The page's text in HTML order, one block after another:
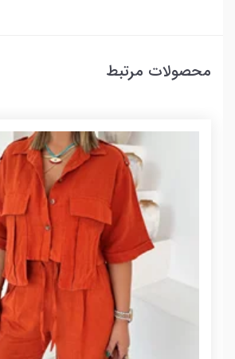
محصولات مرتبط